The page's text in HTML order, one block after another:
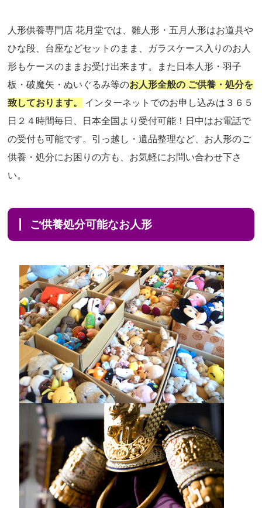
人形供養専門店 花月堂では、雛人形・五月人形はお道具や
ひな段、台座などセットのまま、ガラスケース入りのお人
形もケースのままお受け出来ます。また日本人形・羽子
板・破魔矢・ぬいぐるみ等のお人形全般の ご供養・処分を
致しております。
インターネットでのお申し込みは３６５
日２４時間毎日、日本全国より受付可能！日中はお電話で
の受付も可能です。引っ越し・遺品整理など、お人形のご
供養・処分にお困りの方も、お気軽にお問い合わせ下さ
い。
ご供養処分可能なお人形